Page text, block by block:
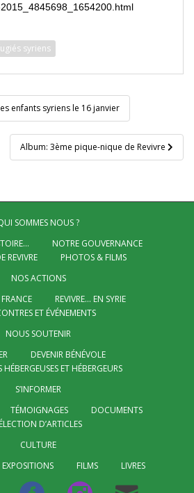
syriens
enfants syriens le 16 janvier
Album: 3ème pique-nique de Revivre
SOMMES NOUS ?
NOTRE GOUVERNANCE
REVIVRE
PHOTOS & FILMS
NOS ACTIONS
REVIVRE… EN SYRIE
ET ÉVÉNEMENTS
NOUS SOUTENIR
DEVENIR BÉNÉVOLE
HÉBERGEUSES ET HÉBERGEURS
S’INFORMER
TÉMOIGNAGES
DOCUMENTS
D’ARTICLES
CULTURE
EXPOSITIONS FILMS LIVRES